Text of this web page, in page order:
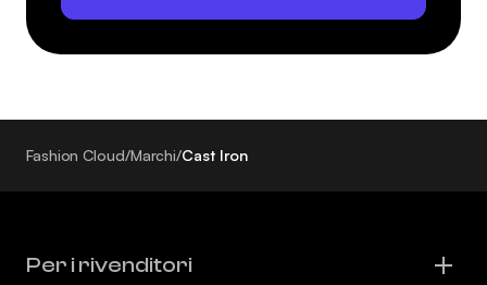
Fashion Cloud/Marchi/Cast Iron
Per i rivenditori